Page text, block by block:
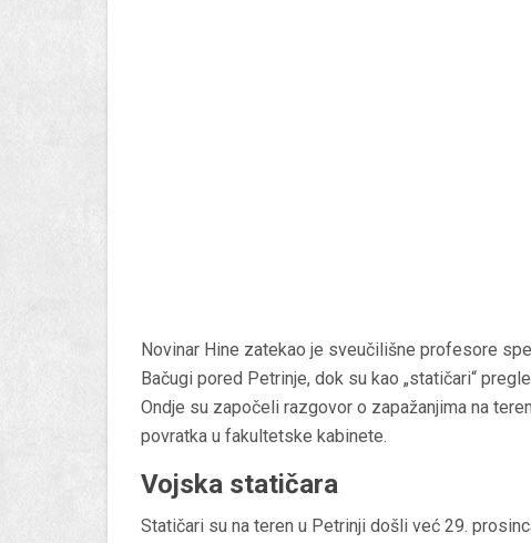
Novinar Hine zatekao je sveučilišne profesore
Bačugi pored Petrinje, dok su kao „statičari“
Ondje su započeli razgovor o zapažanjima na
povratka u fakultetske kabinete.
Vojska statičara
Statičari su na teren u Petrinji došli već 29.